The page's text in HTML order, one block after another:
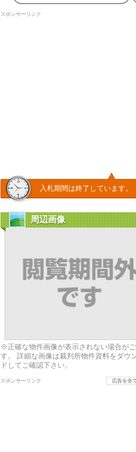
スポンサーリンク
入札期間は終了しています。
周辺画像
※正確な物件画像が表示されない場合が
す。 詳細な画像は裁判所物件資料をダウ
ドしてご確認下さい。
スポンサーリンク 広告を全